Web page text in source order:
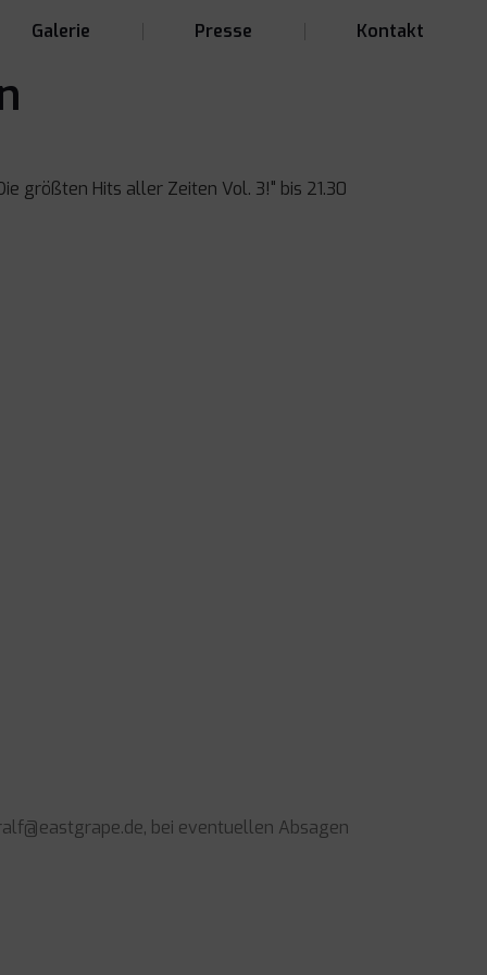
Galerie Presse Kontakt
größten Hits aller Zeiten Vol. 3!" bis 21.30
bei eventuellen Absagen